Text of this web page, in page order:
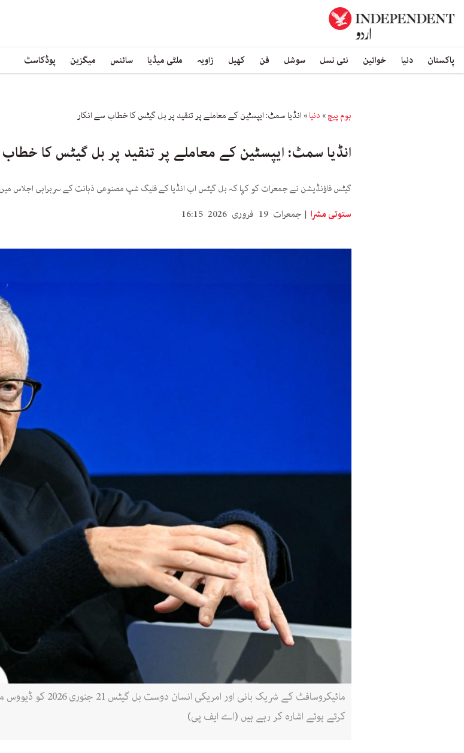
پاکستان دنیا خواتین نئی نسل سوشل فن کھیل زاویہ ملٹی میڈیا سائنس میگزین پوڈکاسٹ
ہوم پیچ» دنیا» انڈیا سمٹ: ایپسٹین کے معاملے پر تنقید پر بل گیٹس کا خطاب سے انکار
انڈیا سمٹ: ایپسٹین کے معاملے پر تنقید پر بل گیٹس کا
گیٹس فاؤنڈیشن نے جمعرات کو کہا کہ بل گیٹس اب انڈیا کے فلیگ شپ مصنوعی ذہانت کے سربراہی اجلاس
ستوتی مشرا جمعرات 19 فروری 2026 16:15
مائیکروسافٹ کے شریک
کرتے ہوئے اشارہ کر رہے ہیں (اے ایف پی)